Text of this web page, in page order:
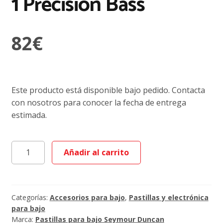
82€
Este producto está disponible bajo pedido. Contacta
con nosotros para conocer la fecha de entrega
estimada.
Seymour
Duncan
Precision
Bass
Añadir al carrito
Categorías: Accesorios para bajo, Pastillas y electrónica
para bajo
Marca: Pastillas para bajo Seymour Duncan